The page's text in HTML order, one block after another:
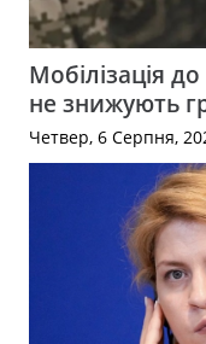
Мобілізація
не знижують
Четвер, 6 Серпня,